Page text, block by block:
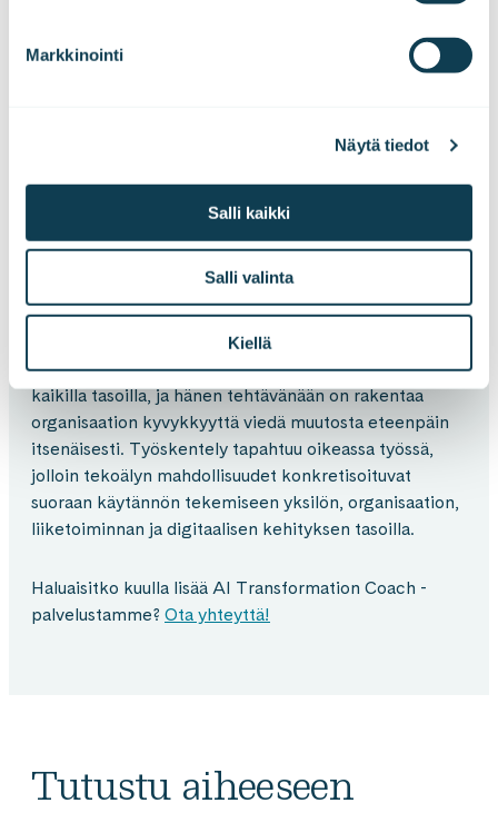
Markkinointi
Näytä tiedot
Salli kaikki
Salli valinta
Kiellä
rakentaa organisaation kykyä oppia, mukautua ja
tuoda tekoäly osaksi arjen työtä – ei erilliseksi
AI Transformation Coach toimii tekoälysiirtymämallin
kaikilla tasoilla, ja hänen tehtävänään on rakentaa
organisaation kyvykkyyttä viedä muutosta eteenpäin
itsenäisesti. Työskentely tapahtuu oikeassa työssä,
jolloin tekoälyn mahdollisuudet konkretisoituvat
suoraan käytännön tekemiseen yksilön, organisaation,
liiketoiminnan ja digitaalisen kehityksen tasoilla.
Haluaisitko kuulla lisää AI Transformation Coach -
palvelustamme? Ota yhteyttä!
Tutustu aiheeseen